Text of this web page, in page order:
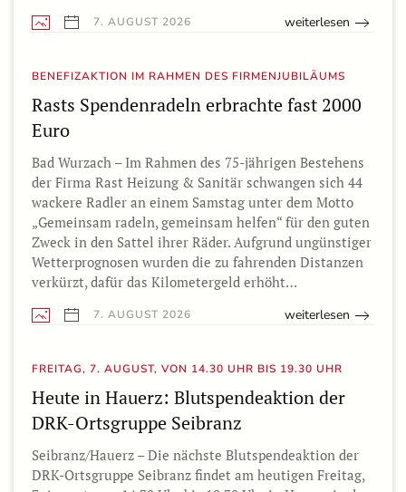
7. AUGUST 2026 weiterlesen
BENEFIZAKTION IM RAHMEN DES FIRMENJUBILÄUMS
Rasts Spendenradeln erbrachte fast 2000
Euro
Bad Wurzach – Im Rahmen des 75-jährigen Bestehens
der Firma Rast Heizung & Sanitär schwangen sich 44
wackere Radler an einem Samstag unter dem Motto
„Gemeinsam radeln, gemeinsam helfen“ für den guten
Zweck in den Sattel ihrer Räder. Aufgrund ungünstiger
Wetterprognosen wurden die zu fahrenden Distanzen
verkürzt, dafür das Kilometergeld erhöht…
7. AUGUST 2026 weiterlesen
FREITAG, 7. AUGUST, VON 14.30 UHR BIS 19.30 UHR
Heute in Hauerz: Blutspendeaktion der
DRK-Ortsgruppe Seibranz
Seibranz/Hauerz – Die nächste Blutspendeaktion der
DRK-Ortsgruppe Seibranz findet am heutigen Freitag,